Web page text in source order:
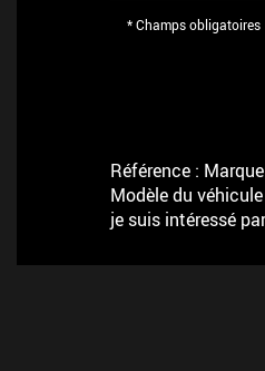
*Champs obligatoires
Référence :
Modèle du
je suis intéressé